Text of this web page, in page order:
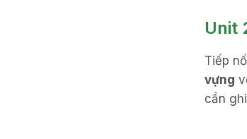
Unit
Tiếp
vựng
cần